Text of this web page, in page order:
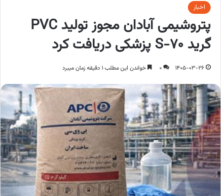
اخبار
پتروشیمی آبادان مجوز تولید PVC
گرید S-70 پزشكی دریافت کرد
1405-03-26
0 خواندن این مطلب 1 دقیقه زمان میبرد